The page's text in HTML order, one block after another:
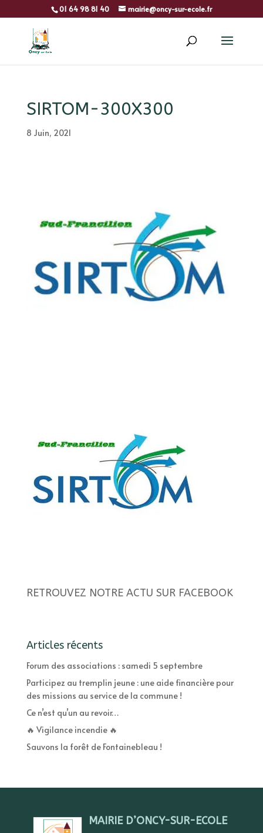
01 64 98 81 40 mairie@oncy-sur-ecole.fr
SIRTOM-300X300
8 Juin, 2021
RETROUVEZ NOTRE ACTU SUR FACEBOOK
Articles récents
Forum des associations : samedi 5 septembre
Participez au tremplin jeune : une aide financière pour
des missions au service de la commune !
Ce n’est qu’un au revoir…
🔥 Vigilance incendie 🔥
Sauvons la forêt de Fontainebleau !
MAIRIE D’ONCY-SUR-ECOLE